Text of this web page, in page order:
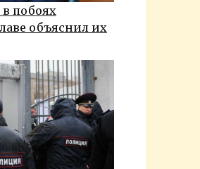
побоях
объяснил их